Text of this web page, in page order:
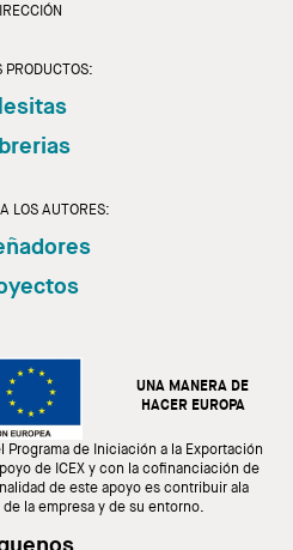
PRODUCTOS:
LOS AUTORES:
UNA MANERA DE
HACER EUROPA
Programa de Iniciación a la Exportación
de ICEX y con la cofinanciación de
de este apoyo es contribuir ala
la empresa y de su entorno.